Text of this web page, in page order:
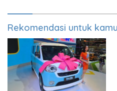
Rekomendasi untuk kamu